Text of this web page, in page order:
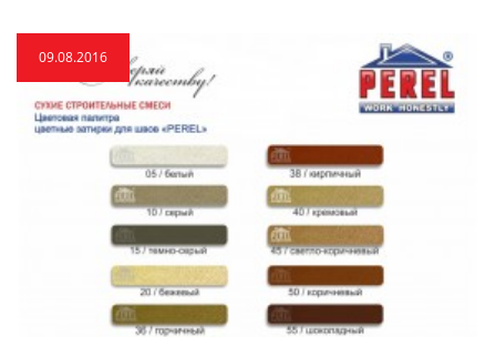
09.08.2016